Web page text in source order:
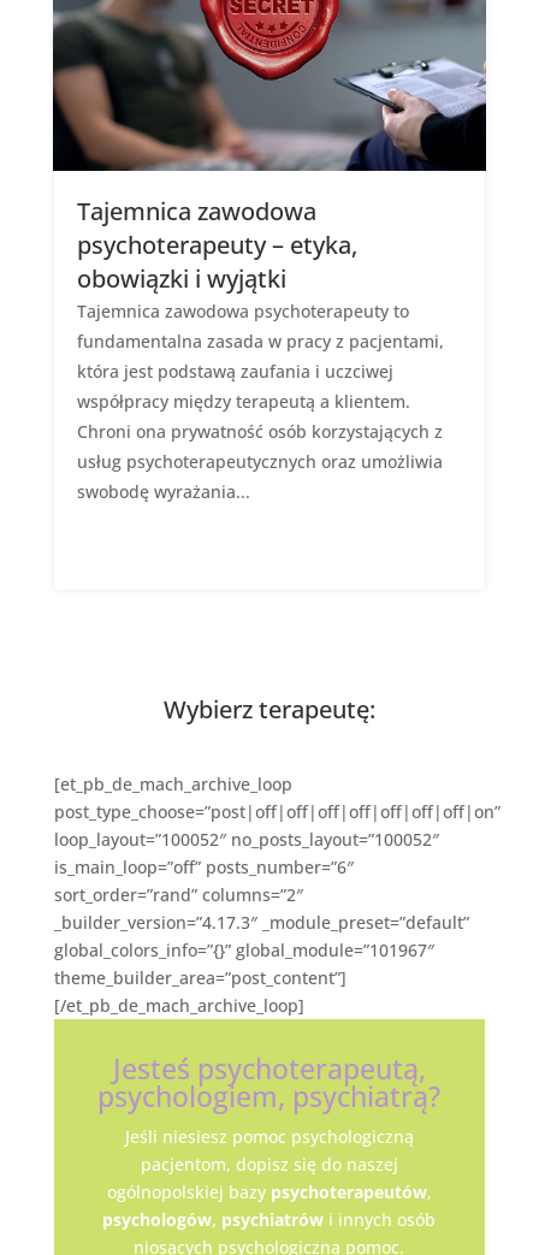
Tajemnica zawodowa
psychoterapeuty – etyka,
obowiązki i wyjątki
Tajemnica zawodowa psychoterapeuty to
fundamentalna zasada w pracy z pacjentami,
która jest podstawą zaufania i uczciwej
współpracy między terapeutą a klientem.
Chroni ona prywatność osób korzystających z
usług psychoterapeutycznych oraz umożliwia
swobodę wyrażania...
Wybierz terapeutę:
[et_pb_de_mach_archive_loop
post_type_choose=”post|off|off|off|off|off|off|off|on”
loop_layout=”100052″ no_posts_layout=”100052″
is_main_loop=”off” posts_number=”6″
sort_order=”rand” columns=”2″
_builder_version=”4.17.3″ _module_preset=”default”
global_colors_info=”{}” global_module=”101967″
theme_builder_area=”post_content”]
[/et_pb_de_mach_archive_loop]
Jesteś psychoterapeutą,
psychologiem, psychiatrą?
Jeśli niesiesz pomoc psychologiczną
pacjentom, dopisz się do naszej
ogólnopolskiej bazy psychoterapeutów,
psychologów, psychiatrów i innych osób
niosących psychologiczną pomoc.